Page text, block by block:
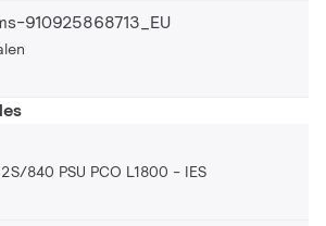
910925868713_EU
840 PSU PCO L1800 IES